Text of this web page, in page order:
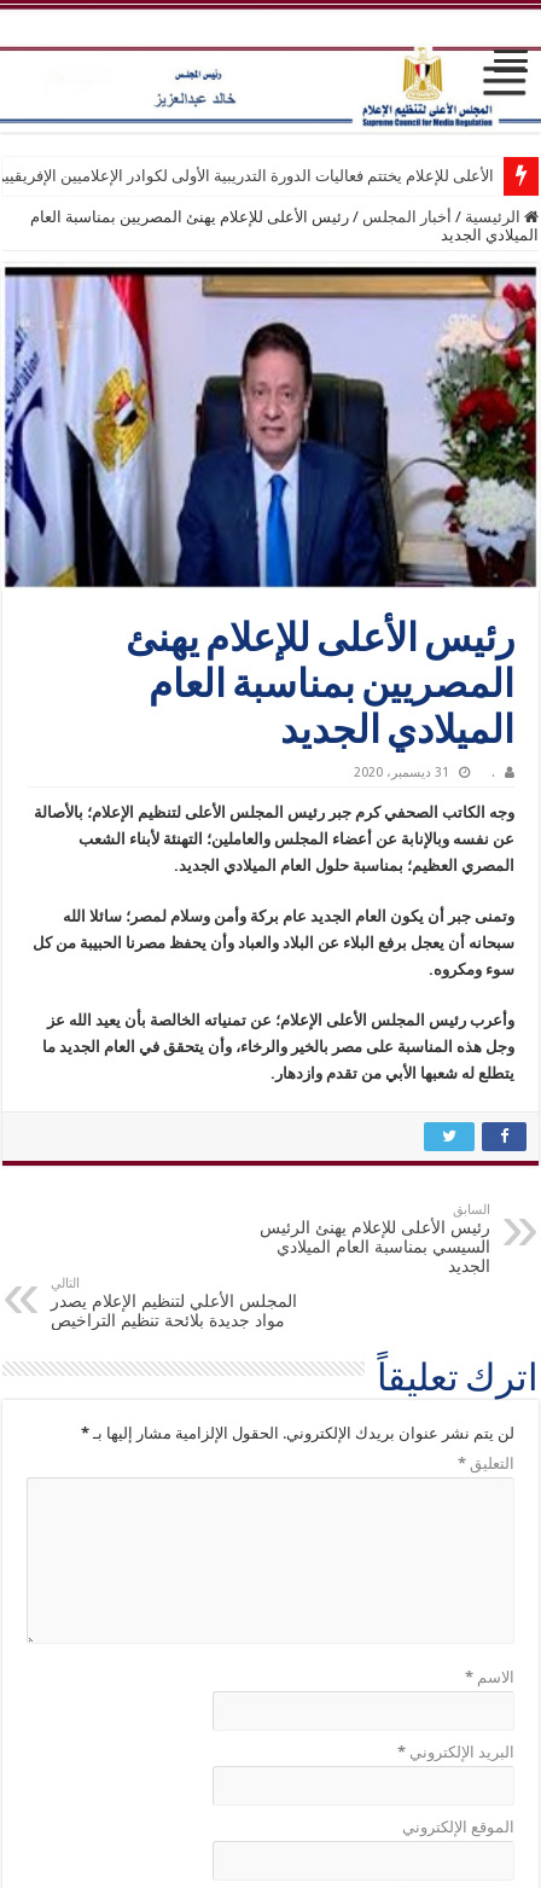
الأعلى للإعلام يختتم فعاليات الدورة التدريبية الأولى لكوادر الإعلاميين
الرئيسية / أخبار المجلس / رئيس الأعلى للإعلام يهنئ المصريين بمناسبة العام
الميلادي الجديد
رئيس الأعلى للإعلام يهنئ
المصريين بمناسبة العام
الميلادي الجديد
. 31 ديسمبر، 2020
وجه الكاتب الصحفي كرم جبر رئيس المجلس الأعلى لتنظيم الإعلام؛ بالأصالة
عن نفسه وبالإنابة عن أعضاء المجلس والعاملين؛ التهنئة لأبناء الشعب
المصري العظيم؛ بمناسبة حلول العام الميلادي الجديد.
وتمنى جبر أن يكون العام الجديد عام بركة وأمن وسلام لمصر؛ سائلا الله
سبحانه أن يعجل برفع البلاء عن البلاد والعباد وأن يحفظ مصرنا الحبيبة من كل
سوء ومكروه.
وأعرب رئيس المجلس الأعلى الإعلام؛ عن تمنياته الخالصة بأن يعيد الله عز
وجل هذه المناسبة على مصر بالخير والرخاء، وأن يتحقق في العام الجديد ما
يتطلع له شعبها الأبي من تقدم وازدهار.
السابق
رئيس الأعلى للإعلام يهنئ الرئيس
السيسي بمناسبة العام الميلادي
الجديد
التالي
المجلس الأعلي لتنظيم الإعلام يصدر
مواد جديدة بلائحة تنظيم التراخيص
اترك تعليقاً
لن يتم نشر عنوان بريدك الإلكتروني. الحقول الإلزامية مشار إليها بـ*
التعليق*
الاسم*
البريد الإلكتروني*
الموقع الإلكتروني